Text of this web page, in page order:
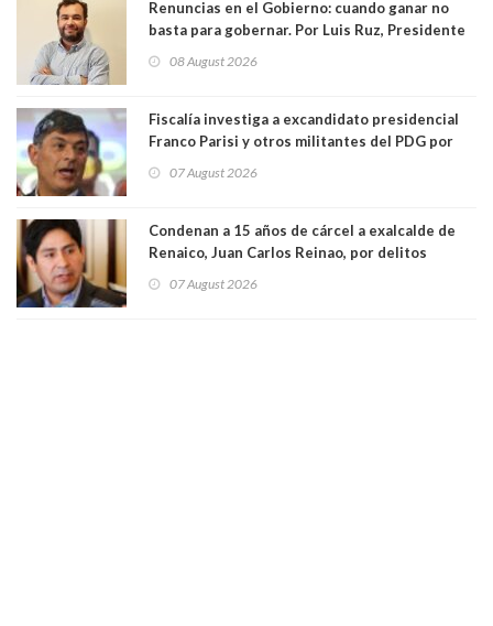
Renuncias en el Gobierno: cuando ganar no
basta para gobernar. Por Luis Ruz, Presidente
08 August 2026
Fiscalía investiga a excandidato presidencial
Franco Parisi y otros militantes del PDG por
07 August 2026
Condenan a 15 años de cárcel a exalcalde de
Renaico, Juan Carlos Reinao, por delitos
07 August 2026